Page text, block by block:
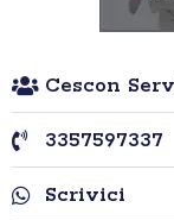
Cescon
3357597337
Scrivici